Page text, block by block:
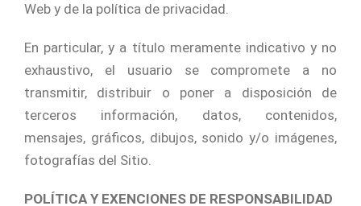
Web y de la política de privacidad.
En particular, y a título meramente indicativo y no
exhaustivo, el usuario se compromete a no
transmitir, distribuir o poner a disposición de
terceros información, datos, contenidos,
mensajes, gráficos, dibujos, sonido y/o imágenes,
fotografías del Sitio.
POLÍTICA Y EXENCIONES DE RESPONSABILIDAD